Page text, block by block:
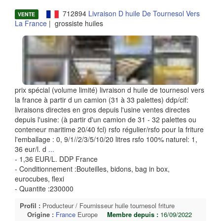
VENTE 712894 Livraison D huile De Tournesol Vers
La France | grossiste huiles
prix spécial (volume limité) livraison d huile de tournesol vers
la france à partir d un camion (31 à 33 palettes) ddp/cif:
livraisons directes en gros depuis l'usine ventes directes
depuis l'usine: (à partir d'un camion de 31 - 32 palettes ou
conteneur maritime 20/40 fcl) rsfo régulier/rsfo pour la friture
l'emballage : 0, 9/1//2/3/5/10/20 litres rsfo 100% naturel: 1,
36 eur/l. d ...
- 1,36 EUR/L. DDP France
- Conditionnement :Bouteilles, bidons, bag in box,
eurocubes, flexi
- Quantite :230000
Profil : Producteur / Fournisseur huile tournesol friture
Origine : France Europe Membre depuis : 16/09/2022